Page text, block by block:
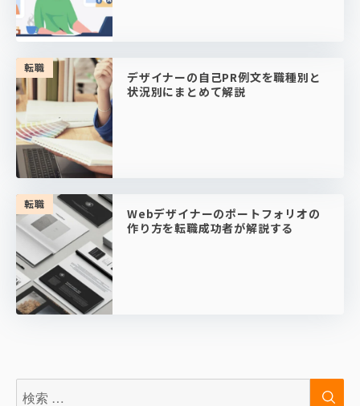
転職
デザイナーの自己PR例文を職種別と
状況別にまとめて解説
転職
Webデザイナーのポートフォリオの
作り方を転職成功者が解説する
検
索:
検